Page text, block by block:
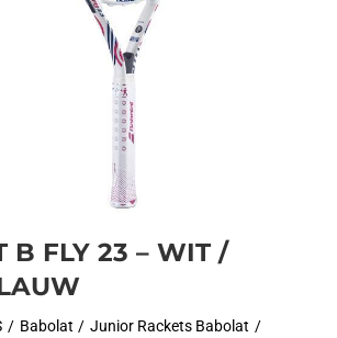
B FLY 23 – WIT /
Babolat
Junior Rackets Babolat